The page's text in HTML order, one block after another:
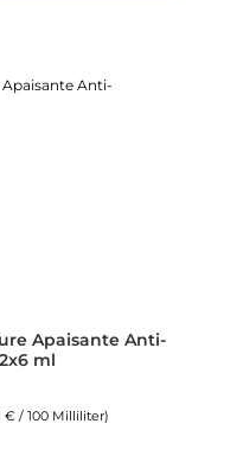
Apaisante Anti-
ml
€ / 100 Milliliter)